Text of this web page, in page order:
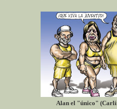
Alan el "único"